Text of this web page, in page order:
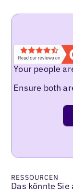
Your people
Ensure both
RESSOURCEN
Das könnte